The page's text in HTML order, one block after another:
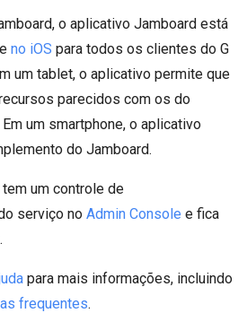
o aplicativo Jamboard está
e no iOS para todos os clientes do G
um tablet, o aplicativo permite que
parecidos com os do
um smartphone, o aplicativo
do Jamboard.
um controle de
serviço no Admin Console e fica
para mais informações, incluindo
frequentes.